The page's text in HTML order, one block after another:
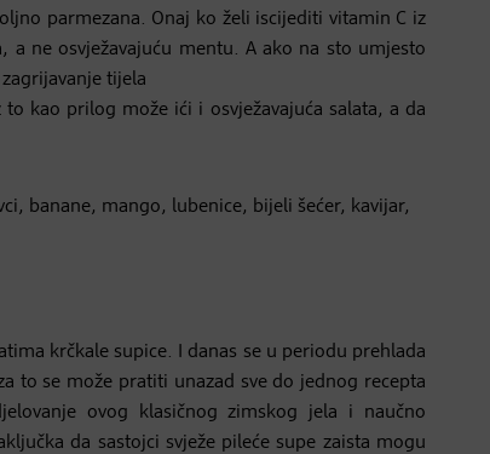
parmezana. Onaj ko želi iscijediti vitamin C iz
ne osvježavajuću mentu. A ako na sto umjesto
tijela
kao prilog može ići i osvježavajuća salata, a da
banane, mango, lubenice, bijeli šećer, kavijar,
krčkale supice. I danas se u periodu prehlada
to se može pratiti unazad sve do jednog recepta
ovog klasičnog zimskog jela i naučno
da sastojci svježe pileće supe zaista mogu